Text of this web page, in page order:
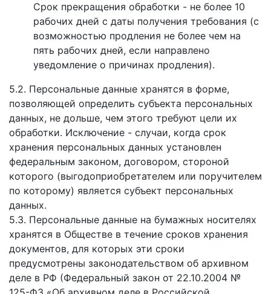
Срок прекращения обработки - не более 10
рабочих дней с даты получения требования (с
возможностью продления не более чем на
пять рабочих дней, если направлено
уведомление о причинах продления).
5.2. Персональные данные хранятся в форме,
позволяющей определить субъекта персональных
данных, не дольше, чем этого требуют цели их
обработки. Исключение - случаи, когда срок
хранения персональных данных установлен
федеральным законом, договором, стороной
которого (выгодоприобретателем или поручителем
по которому) является субъект персональных
данных.
5.3. Персональные данные на бумажных носителях
хранятся в Обществе в течение сроков хранения
документов, для которых эти сроки
предусмотрены законодательством об архивном
деле в РФ (Федеральный закон от 22.10.2004 №